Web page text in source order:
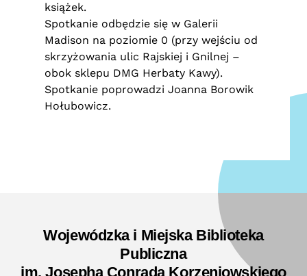
książek.
Spotkanie odbędzie się w Galerii
Madison na poziomie 0 (przy wejściu od
skrzyżowania ulic Rajskiej i Gnilnej –
obok sklepu DMG Herbaty Kawy).
Spotkanie poprowadzi Joanna Borowik
Hołubowicz.
Wojewódzka i Miejska Biblioteka
Publiczna
im. Josepha Conrada Korzeniowskiego